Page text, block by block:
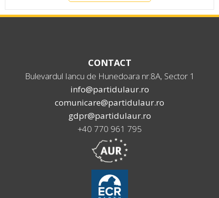
CONTACT
Bulevardul Iancu de Hunedoara nr.8A, Sector 1
info@partidulaur.ro
comunicare@partidulaur.ro
gdpr@partidulaur.ro
+40 770 961 795